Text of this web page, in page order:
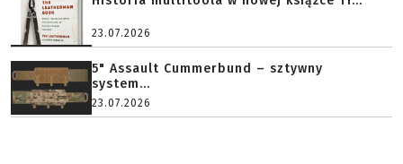
23.07.2026
5" Assault Cummerbund – sztywny
system...
23.07.2026